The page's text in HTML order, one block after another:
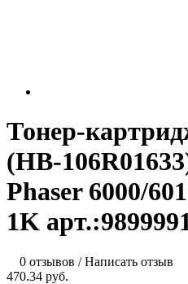
Тонер-
(HB-
Phaser 6000/
1K
0 отзывов /Написать отзыв
470.34 руб.